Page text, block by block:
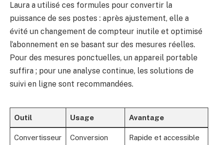
Laura a utilisé ces formules pour convertir la
puissance de ses postes : après ajustement, elle a
évité un changement de compteur inutile et optimisé
l’abonnement en se basant sur des mesures réelles.
Pour des mesures ponctuelles, un appareil portable
suffira ; pour une analyse continue, les solutions de
suivi en ligne sont recommandées.
Outil Usage Avantage
Convertisseur
Conversion
Rapide et accessible